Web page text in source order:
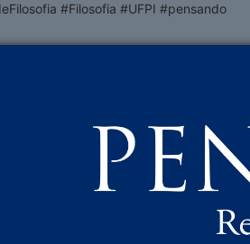
#Filosofia #UFPI #pensando